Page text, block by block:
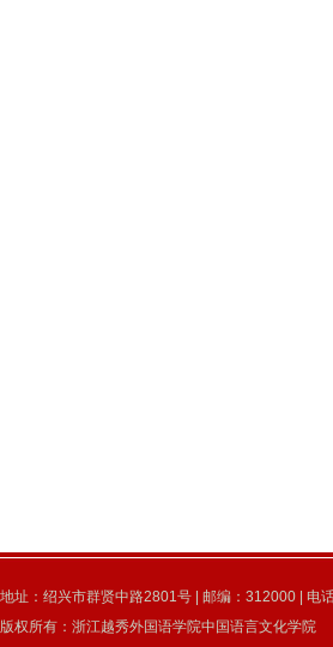
地址：绍兴市群贤中路2801号 | 邮编：312000 | 电
版权所有：浙江越秀外国语学院中国语言文化学院